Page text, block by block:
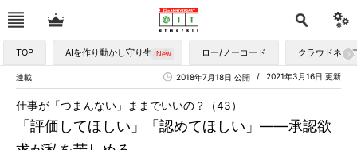
TOP AIを作り動かし守り生かす ロー/ノーコード クラウドネイ
連載 2021年3月16日 更新
2018年7月18日 公開
「評価してほしい」「認めてほしい」――承認欲
仕事が「つまんない」ままでいいの？（43）